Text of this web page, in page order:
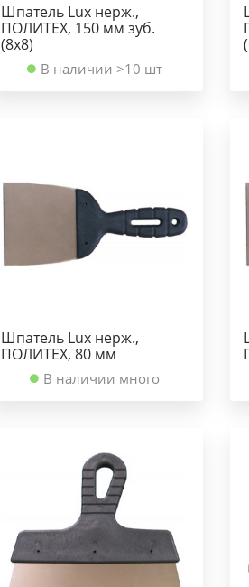
Шпатель Lux нерж.,
ПОЛИТЕХ, 150 мм зуб.
(8х8)
В наличии >10 шт
Шпатель Lux нерж.,
ПОЛИТЕХ, 80 мм
В наличии много